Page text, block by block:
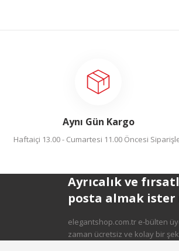
Aynı Gün Kargo
Haftaiçi 13.00 - Cumartesi 11.00 Öncesi
Ayrıcalık ve
posta almak ister
elegantshop.com.tr e-bülten
zaman ücretsiz ve kolay bir